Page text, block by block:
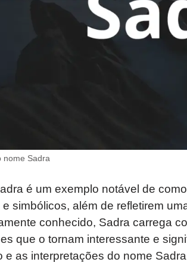
nome Sadra
é um exemplo notável de
simbólicos, além de refletirem
conhecido, Sadra carrega
que o tornam interessante e
e as interpretações do nome